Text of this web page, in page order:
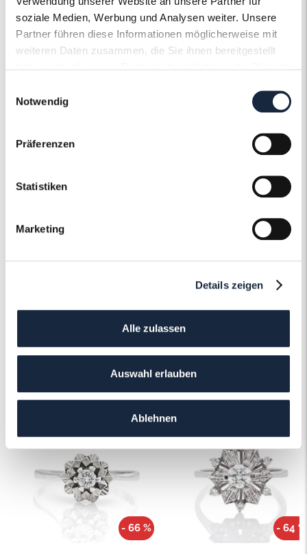
soziale Medien, Werbung und Analysen weiter. Unsere
Partner führen diese Informationen möglicherweise mit
weiteren Daten zusammen, die Sie ihnen bereitgestellt
Notwendig
Präferenzen
Statistiken
Marketing
Details zeigen
Alle zulassen
Auswahl erlauben
Ablehnen
Ringweite in mm 53
Artikelnummer R12257
Schmuckervice
Erfahren Sie mehr über unseren
Das könnte Ihnen auch gefallen!
- 66 % - 64 %